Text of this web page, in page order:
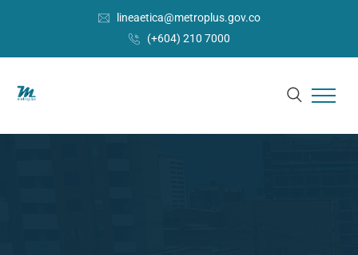
lineaetica@metroplus.gov.co
(+604) 210 7000